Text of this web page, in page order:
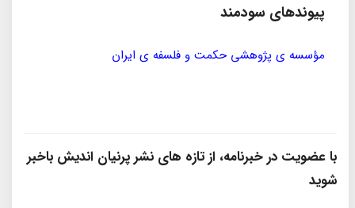
پیوندهای سودمند
مؤسسه ی پژوهشی حکمت و فلسفه ی ایران
با عضویت در خبرنامه، از تازه‌ های نشر پرنیان‌ اندیش باخبر
شوید